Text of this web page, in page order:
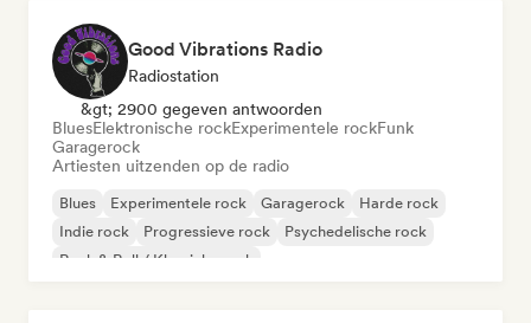
Good Vibrations Radio
Radiostation
&gt; 2900 gegeven antwoorden
BluesElektronische rockExperimentele rockFunk
Garagerock
Artiesten uitzenden op de radio
Blues Experimentele rock Garagerock
Harde rock
Indie rock
Progressieve rock
Psychedelische rock
Rock & Roll / Klassieke rock